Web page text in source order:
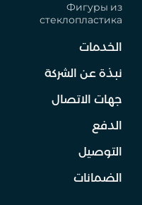
Фигуры из
стеклопластика
الخدمات
نبذة عن الشركة
جهات الاتصال
الدفع
التوصيل
الضمانات